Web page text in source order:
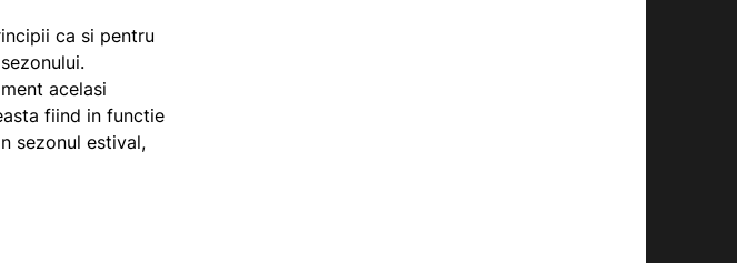
ca si pentru
acelasi
fiind in functie
sezonul estival,